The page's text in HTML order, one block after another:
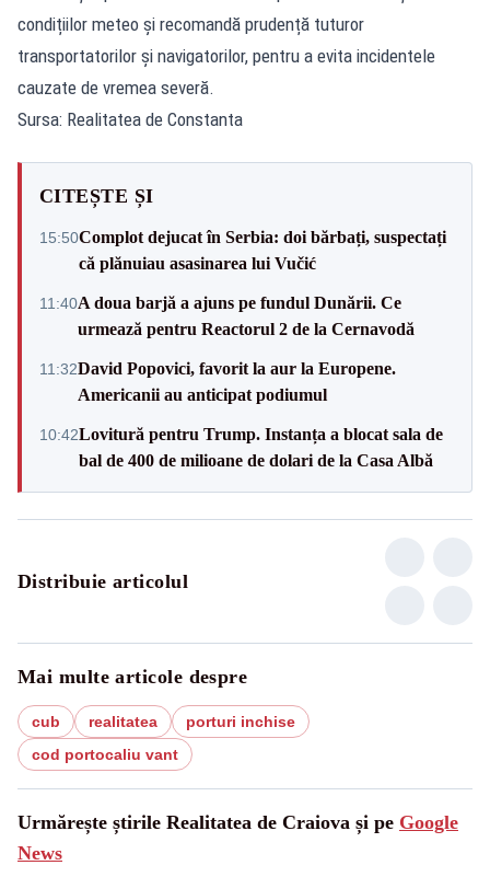
condițiilor meteo și recomandă prudență tuturor
transportatorilor și navigatorilor, pentru a evita incidentele
cauzate de vremea severă.
Sursa: Realitatea de Constanta
CITEȘTE ȘI
15:50Complot dejucat în Serbia: doi bărbați, suspectați
că plănuiau asasinarea lui Vučić
11:40A doua barjă a ajuns pe fundul Dunării. Ce
urmează pentru Reactorul 2 de la Cernavodă
11:32David Popovici, favorit la aur la Europene.
Americanii au anticipat podiumul
10:42Lovitură pentru Trump. Instanța a blocat sala de
bal de 400 de milioane de dolari de la Casa Albă
Distribuie articolul
Mai multe articole despre
cub realitatea
porturi inchise
cod portocaliu vant
Urmărește știrile Realitatea de Craiova și pe Google
News